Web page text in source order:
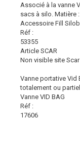
Associé à la vanne
sacs à silo. Matière
Accessoire Fill
Réf :
53355
Article SCAR
Non visible site Scar
Vanne portative Vid
totalement ou
Vanne VID BAG
Réf :
17606